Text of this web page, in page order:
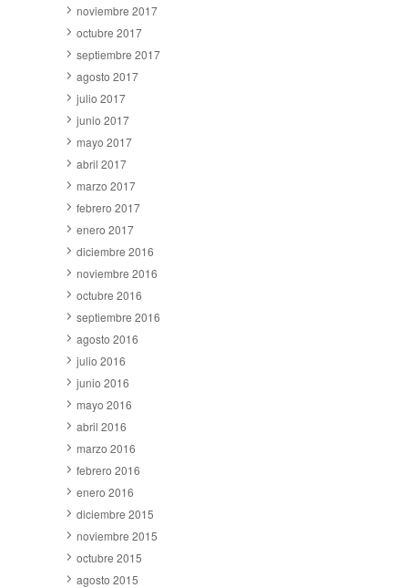
noviembre 2017
octubre 2017
septiembre 2017
agosto 2017
julio 2017
junio 2017
mayo 2017
abril 2017
marzo 2017
febrero 2017
enero 2017
diciembre 2016
noviembre 2016
octubre 2016
septiembre 2016
agosto 2016
julio 2016
junio 2016
mayo 2016
abril 2016
marzo 2016
febrero 2016
enero 2016
diciembre 2015
noviembre 2015
octubre 2015
agosto 2015